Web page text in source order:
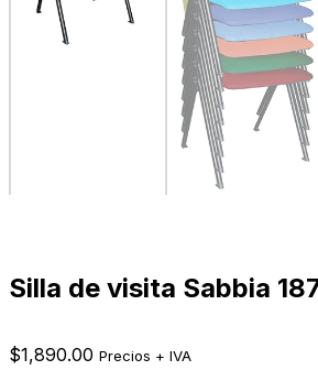
Silla de visita Sabbia
$1,890.00 Precios + IVA